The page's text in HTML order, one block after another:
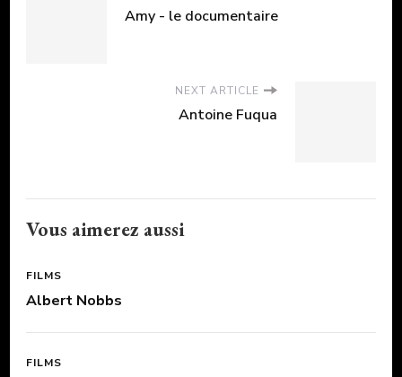
Amy - le documentaire
NEXT ARTICLE
Antoine Fuqua
Vous aimerez aussi
FILMS
Albert Nobbs
FILMS